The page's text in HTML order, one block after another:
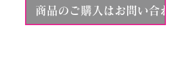
商品のご購入はお問い合わせ